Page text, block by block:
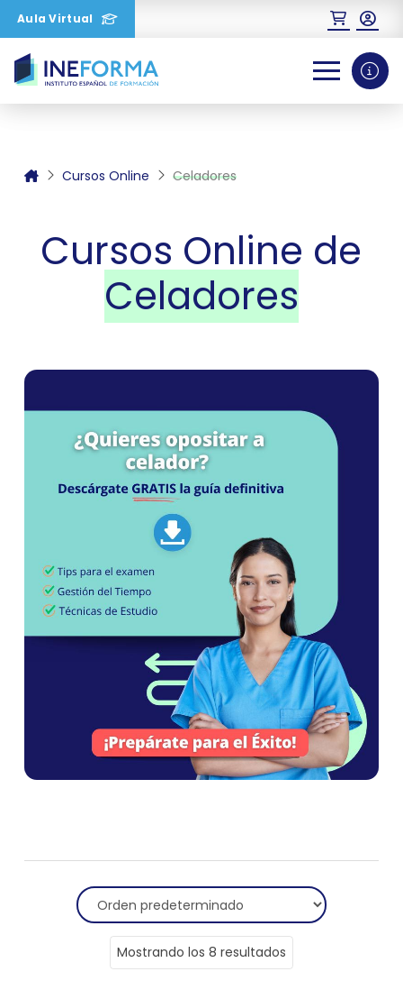
Aula Virtual
Cursos Online Celadores
Cursos Online de
Celadores
Mostrando los 8 resultados